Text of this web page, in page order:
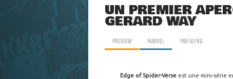
UN PREMIER
GERARD WAY
PREVIEW MARVEL PARALFRO
Edge of Spider-Verse est une mini-série